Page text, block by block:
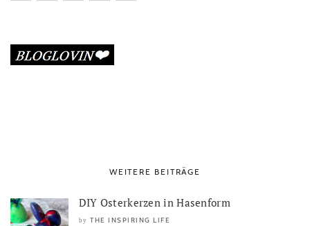
WEITERE BEITRÄGE
DIY Osterkerzen in Hasenform
by THE INSPIRING LIFE